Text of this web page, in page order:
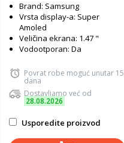
Brand: Samsung
Vrsta display-a: Super
Amoled
Veličina ekrana: 1.47 "
Vodootporan: Da
Povrat robe moguć unutar 15
dana
Dostavljamo već od
28.08.2026
Usporedite proizvod